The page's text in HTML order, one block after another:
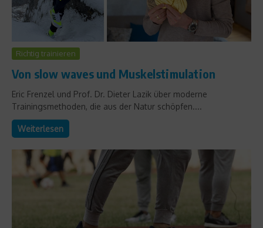
Richtig trainieren
Von slow waves und Muskelstimulation
Eric Frenzel und Prof. Dr. Dieter Lazik über moderne
Trainingsmethoden, die aus der Natur schöpfen....
Weiterlesen